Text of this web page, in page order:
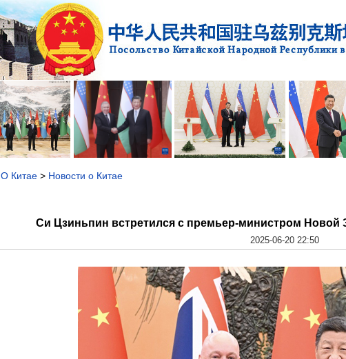
О Китае > Новости о Китае
Си Цзиньпин встретился с премьер-министром
2025-06-20 22:50